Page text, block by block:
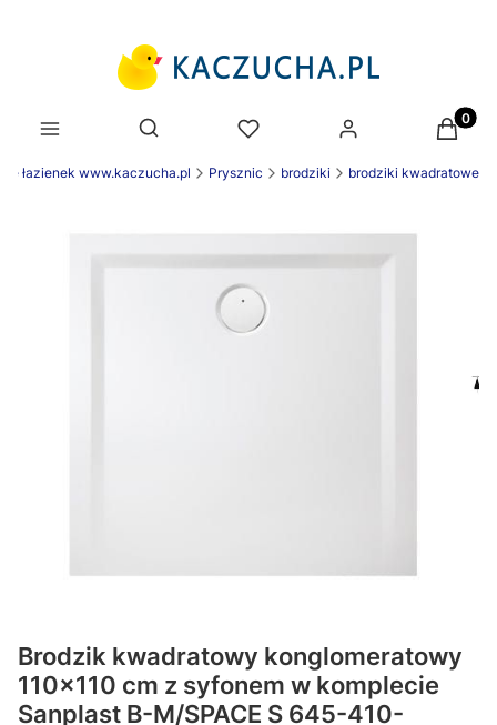
Otwórz wyszukiwarkę
łazienek www.kaczucha.pl Prysznic brodziki brodziki kwadratowe
Brodzik kwadratowy konglomeratowy
110x110 cm z syfonem w komplecie
Sanplast B-M/SPACE S 645-410-